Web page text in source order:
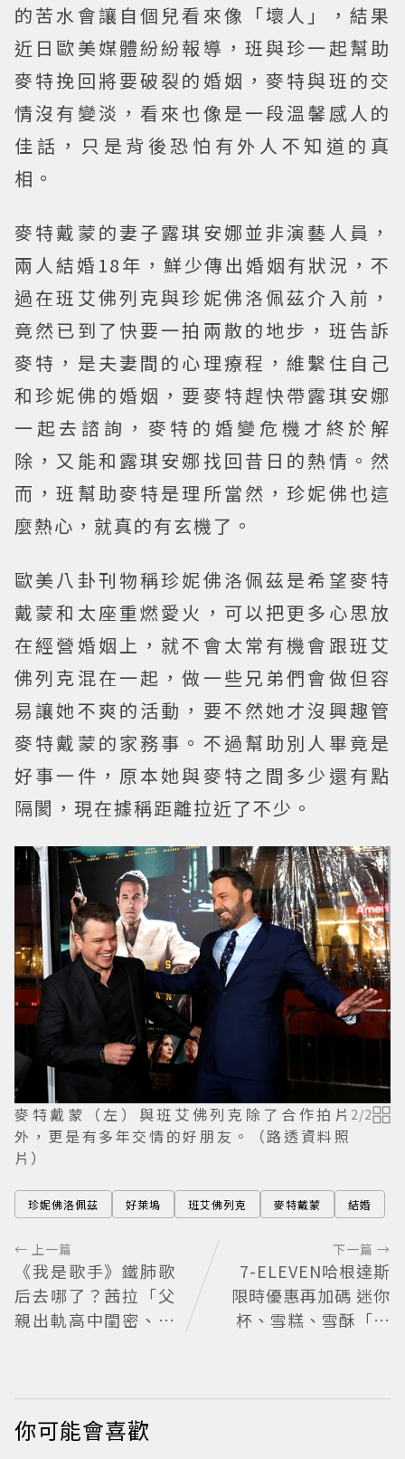
的苦水會讓自個兒看來像「壞人」，結果
近日歐美媒體紛紛報導，班與珍一起幫助
麥特挽回將要破裂的婚姻，麥特與班的交
情沒有變淡，看來也像是一段溫馨感人的
佳話，只是背後恐怕有外人不知道的真
相。
麥特戴蒙的妻子露琪安娜並非演藝人員，
兩人結婚18年，鮮少傳出婚姻有狀況，不
過在班艾佛列克與珍妮佛洛佩茲介入前，
竟然已到了快要一拍兩散的地步，班告訴
麥特，是夫妻間的心理療程，維繫住自己
和珍妮佛的婚姻，要麥特趕快帶露琪安娜
一起去諮詢，麥特的婚變危機才終於解
除，又能和露琪安娜找回昔日的熱情。然
而，班幫助麥特是理所當然，珍妮佛也這
麼熱心，就真的有玄機了。
歐美八卦刊物稱珍妮佛洛佩茲是希望麥特
戴蒙和太座重燃愛火，可以把更多心思放
在經營婚姻上，就不會太常有機會跟班艾
佛列克混在一起，做一些兄弟們會做但容
易讓她不爽的活動，要不然她才沒興趣管
麥特戴蒙的家務事。不過幫助別人畢竟是
好事一件，原本她與麥特之間多少還有點
隔閡，現在據稱距離拉近了不少。
麥特戴蒙（左）與班艾佛列克除了合作拍片
外，更是有多年交情的好朋友。（路透資料照
片）
2/2
珍妮佛洛佩茲 好萊塢 班艾佛列克 麥特戴蒙 結婚
← 上一篇
《我是歌手》鐵肺歌
后去哪了？茜拉「父
親出軌高中閨密、冒
下一篇 →
7-ELEVEN哈根達斯
限時優惠再加碼 迷你
杯、雪糕、雪酥「買
你可能會喜歡